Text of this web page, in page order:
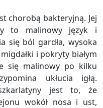
chorobą bakteryjną. Jej
to malinowy język i
się ból gardła, wysoka
i pokryty białym
się malinowy po kilku
ukłucia igłą.
jest to, że
wokół nosa i ust,